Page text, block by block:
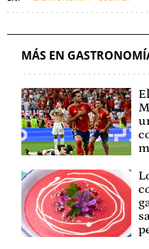
MÁS EN